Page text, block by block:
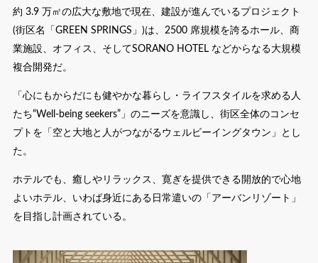
約 3.9 万㎡の広大な敷地で現在、建設が進んでいるプロジェクト
(街区名「GREEN SPRINGS」)は、2500 席規模を誇るホール、商
業施設、オフィス、そしてSORANO HOTEL などからなる大規模
複合開発だ。
「心にもからだにも健やかな暮らし・ライフスタイルを求める人
たち“Well-being seekers”」のニーズを意識し、街区全体のコンセ
プトを「空と大地と人がつながるウェルビーイングタウン」とし
た。
ホテルでも、癒しやリラックス、寛ぎを提供できる開放的で心地
よいホテル、いわば身近にある日常遣いの「アーバンリゾート」
を目指し計画されている。